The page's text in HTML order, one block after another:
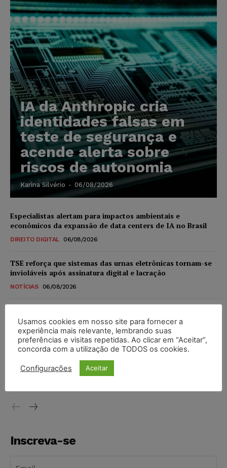
IA da Anthropic cria
identidades falsas em
teste de segurança e
acende alerta sobre
riscos de autonomia
Karina Silvério - 06/08/2026
Especialistas alertam para impactos ambientais e
econômicos da expansão de data centers de IA no Brasil
DIREITO DIGITAL 06/08/2026
TSE reforça que sistemas das urnas eletrônicas tornam-se
invioláveis após assinatura digital e lacração
NOTÍCIAS 06/08/2026
proibição dos jogos de azar no Brasil
NOTÍCIAS 06/08/2026
2009
Inscreva-se
Usamos cookies em nosso site para fornecer a
experiência mais relevante, lembrando suas
preferências e visitas repetidas. Ao clicar em “Aceitar”,
concorda com a utilização de TODOS os cookies.
Configurações Aceitar